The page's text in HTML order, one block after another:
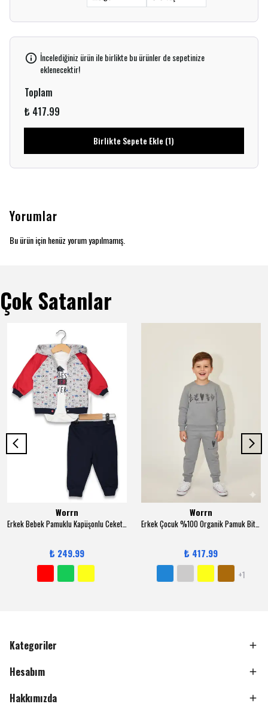
İncelediğiniz ürün ile birlikte bu ürünler de sepetinize
eklenecektir!
Toplam
₺ 417.99
Birlikte Sepete Ekle (1)
Yorumlar
Bu ürün için henüz yorum yapılmamış.
Çok Satanlar
Worrn
Erkek Bebek Pamuklu Kapüşonlu Ceketli 3-12 Ay 3 lü Trend Takım - 6131
₺ 249.99
Worrn
Erkek Çocuk %100 Organik Pamuk Bitki Baskılı Yumuşacık Trend Eşofman Takımı - 1008 - Gri
₺ 417.99
+1
Kategoriler
Hesabım
Hakkımızda